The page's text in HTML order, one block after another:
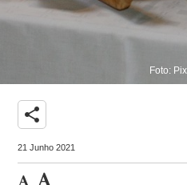
Foto:
share
21 Junho 2021